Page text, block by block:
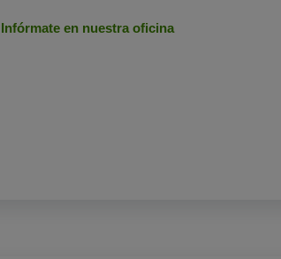
Infórmate en nuestra oficina